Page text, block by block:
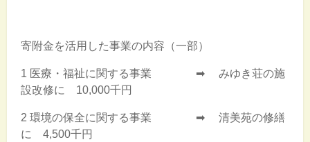
寄附金を活用した事業の内容（一部）
1 医療・福祉に関する事業 ➡ みゆき荘の施
設改修に 10,000千円
2 環境の保全に関する事業 ➡ 清美苑の修繕
に 4,500千円